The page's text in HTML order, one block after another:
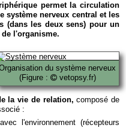
permet la circulation
système nerveux central et les
(dans les deux sens) pour un
l'organisme.
du système nerveux
(Figure :
vetopsy.fr)
la vie de relation, composé de
:
l'environnement (récepteurs